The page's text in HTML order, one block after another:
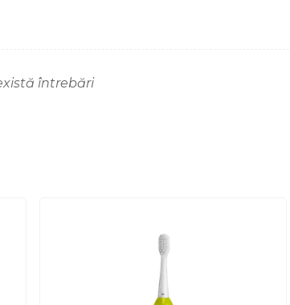
întrebări